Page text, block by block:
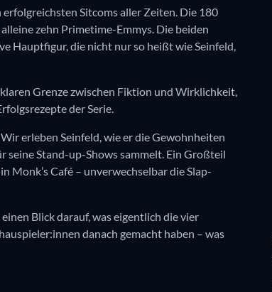
Sitcoms aller Zeiten. Die 180
zehn Primetime-Emmys. Die beiden
Hauptfigur, die nicht nur so heißt wie Seinfeld,
Grenze zwischen Fiktion und Wirklichkeit,
der Serie.
erleben Seinfeld, wie er die Gewohnheiten
Stand-up-Shows sammelt. Ein Großteil
Monk’s Café – unverwechselbar die Slap-
Blick darauf, was eigentlich die vier
danach gemacht haben – was